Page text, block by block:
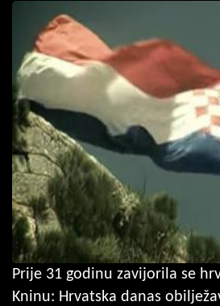
Prije 31 godinu zavijorila se
Kninu: Hrvatska danas